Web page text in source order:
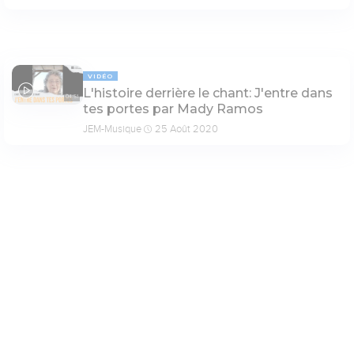
04:51
VIDÉO
L'histoire derrière le chant: J'entre dans
tes portes par Mady Ramos
JEM-Musique 25 Août 2020